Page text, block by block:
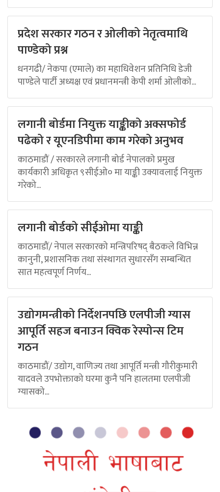
प्रदेश सरकार गठन र ओलीको नेतृत्वमाथि
पाण्डेको प्रश्न
धनगढी/ नेकपा (एमाले) का महाधिवेशन प्रतिनिधि डेजी
पाण्डेले पार्टी अध्यक्ष एवं प्रधानमन्त्री केपी शर्मा ओलीको...
लगानी बोर्डमा नियुक्त याङ्कीको अक्सफोर्ड
पढेको र यूएनडिपीमा काम गरेको अनुभव
काठमाडौं / सरकारले लगानी बोर्ड नेपालको प्रमुख
कार्यकारी अधिकृत ९सीईओ० मा याङ्की उक्यावलाई नियुक्त
गरेको...
लगानी बोर्डको सीईओमा याङ्की
काठमाडौं/ नेपाल सरकारको मन्त्रिपरिषद् बैठकले विभिन्न
कानुनी, प्रशासनिक तथा संस्थागत सुधारसँग सम्बन्धित
सात महत्वपूर्ण निर्णय...
उद्योगमन्त्रीको निर्देशनपछि एलपीजी ग्यास
आपूर्ति सहज बनाउन क्विक रेस्पोन्स टिम
गठन
काठमाडौं/ उद्योग, वाणिज्य तथा आपूर्ति मन्त्री गौरीकुमारी
यादवले उपभोक्ताको घरमा कुनै पनि हालतमा एलपीजी
ग्यासको...